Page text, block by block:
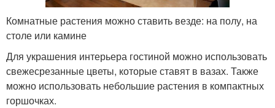
Комнатные растения можно ставить везде: на полу, на
столе или камине
Для украшения интерьера гостиной можно использовать
свежесрезанные цветы, которые ставят в вазах. Также
можно использовать небольшие растения в компактных
горшочках.